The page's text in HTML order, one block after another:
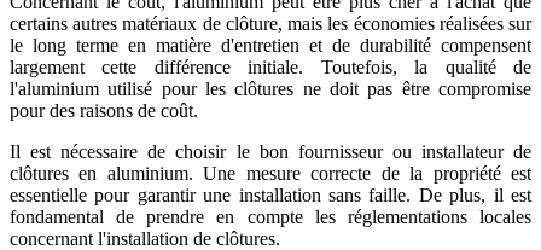
certains autres matériaux de clôture, mais les économies réalisées sur
le long terme en matière d'entretien et de durabilité compensent
largement cette différence initiale. Toutefois, la qualité de
l'aluminium utilisé pour les clôtures ne doit pas être compromise
pour des raisons de coût.
Il est nécessaire de choisir le bon fournisseur ou installateur de
clôtures en aluminium. Une mesure correcte de la propriété est
essentielle pour garantir une installation sans faille. De plus, il est
fondamental de prendre en compte les réglementations locales
concernant l'installation de clôtures.